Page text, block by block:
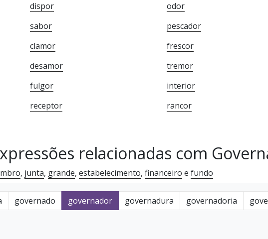
dispor odor
sabor pescador
clamor frescor
desamor tremor
fulgor interior
receptor rancor
relacionadas com
, junta, grande, estabelecimento, financeiro e fundo
governado governador governadura governadoria